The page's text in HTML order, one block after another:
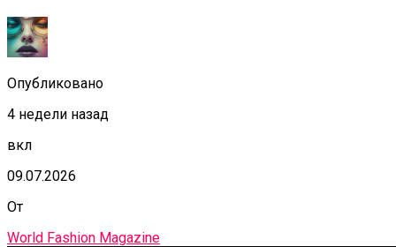
Опубликовано
4 недели назад
вкл
09.07.2026
От
World Fashion Magazine